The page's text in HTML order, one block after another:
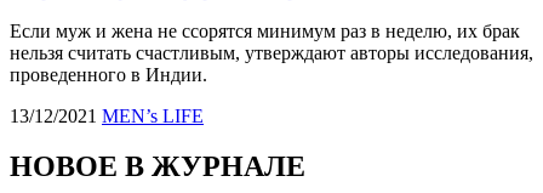
Если муж и жена не ссорятся минимум раз в неделю, их брак
нельзя считать счастливым, утверждают авторы исследования,
проведенного в Индии.
13/12/2021 MEN’s LIFE
НОВОЕ В ЖУРНАЛЕ